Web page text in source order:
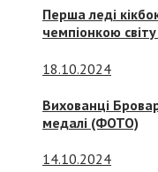
Перша леді
чемпіонкою
18.10.2024
Вихованці
медалі (ФОТО)
14.10.2024